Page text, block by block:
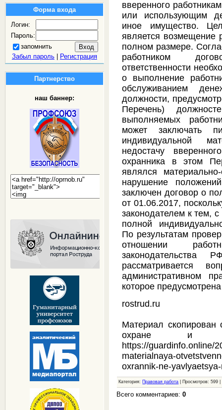
Форма входа
Логин:
Пароль:
запомнить
Забыл пароль| Регистрация
Партнерство
наш баннер:
вверенного
или использующим
иное имущество.
является возмещение
полном размере.
работником
ответственности
о выполнение
обслуживанием
должности,
Перечень)
выполняемых
может заключать
индивидуальной
недостачу
охранника в этом
являлся
нарушение
заключен договор о
от 01.06.2017,
законодателем к тем,
полной
По результатам
отношении
рассматривается
административном
которое
rostrud.ru
Материал скопирован
охране и
https://guardinfo.online/
materialnaya-
oxrannik-ne-
Категория: Правовая работа | Просмотров: 599
Всего комментариев:0